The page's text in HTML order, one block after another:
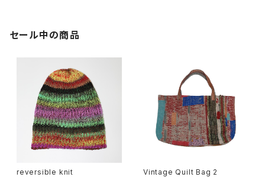
セール中の商品
reversible knit Vintage Quilt Bag 2